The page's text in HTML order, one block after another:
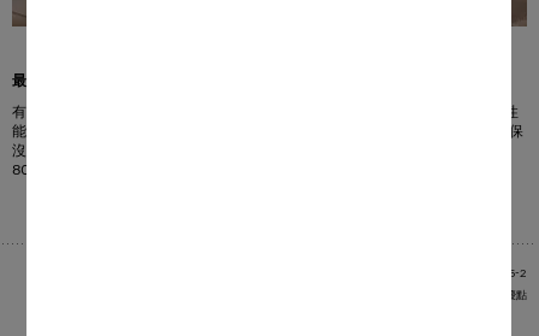
最高的衛生水平和最大的清潔度
有了創新的過濾技術和配套的吸塵袋，您可以在家中享受全方位的衛生 – 過濾性
能高達 99.99 %
。ComfortFit系統使插入吸塵袋特別容易，同時可安全閉合確保
沒有灰塵溢出，並且能夠以特別衛生的方式更換袋子。此外，新型吸塵袋由
80 % 以上的可回收材料製成。
使用配有空氣潔淨過濾系統的 Miele 電器時，符合 IEC 62885-2
圖片作為範例用於展示產品優點